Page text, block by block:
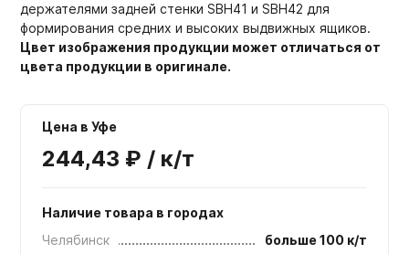
держателями задней стенки SBH41 и SBH42 для
формирования средних и высоких выдвижных ящиков.
Цвет изображения продукции может отличаться от
цвета продукции в оригинале.
Цена в Уфе
244,43 ₽ / к/т
Наличие товара в городах
Челябинск
больше 100 к/т